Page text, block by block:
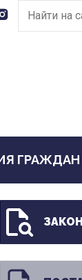
Найти
на
ГРАЖДАН